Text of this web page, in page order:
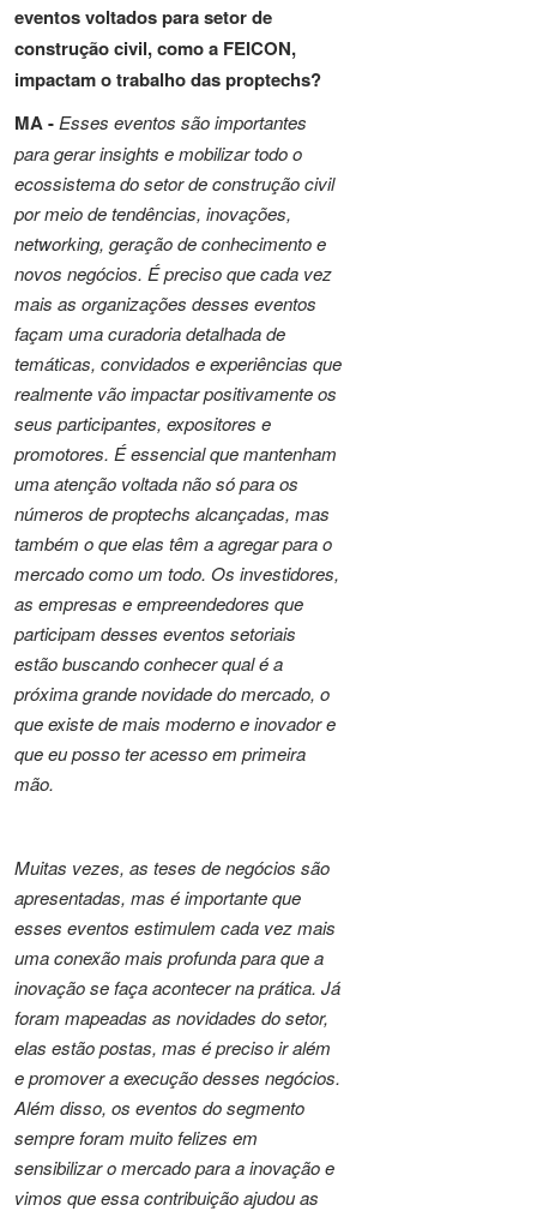
eventos voltados para setor de
construção civil, como a FEICON,
impactam o trabalho das proptechs?
MA - Esses eventos são importantes
para gerar insights e mobilizar todo o
ecossistema do setor de construção civil
por meio de tendências, inovações,
networking, geração de conhecimento e
novos negócios. É preciso que cada vez
mais as organizações desses eventos
façam uma curadoria detalhada de
temáticas, convidados e experiências que
realmente vão impactar positivamente os
seus participantes, expositores e
promotores. É essencial que mantenham
uma atenção voltada não só para os
números de proptechs alcançadas, mas
também o que elas têm a agregar para o
mercado como um todo. Os investidores,
as empresas e empreendedores que
participam desses eventos setoriais
estão buscando conhecer qual é a
próxima grande novidade do mercado, o
que existe de mais moderno e inovador e
que eu posso ter acesso em primeira
mão.
Muitas vezes, as teses de negócios são
apresentadas, mas é importante que
esses eventos estimulem cada vez mais
uma conexão mais profunda para que a
inovação se faça acontecer na prática. Já
foram mapeadas as novidades do setor,
elas estão postas, mas é preciso ir além
e promover a execução desses negócios.
Além disso, os eventos do segmento
sempre foram muito felizes em
sensibilizar o mercado para a inovação e
vimos que essa contribuição ajudou as